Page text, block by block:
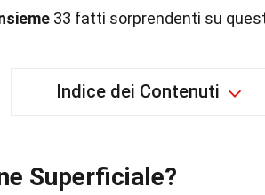
33 fatti sorprendenti su
Indice dei Contenuti
Superficiale?